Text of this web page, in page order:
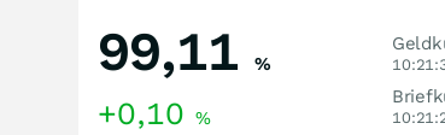
99,11 %
+0,10 %